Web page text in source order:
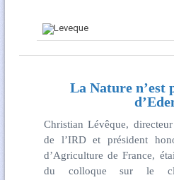
La Nature n’est
Christian Lévêque,
de l’IRD et président
d’Agriculture de France,
du colloque sur le